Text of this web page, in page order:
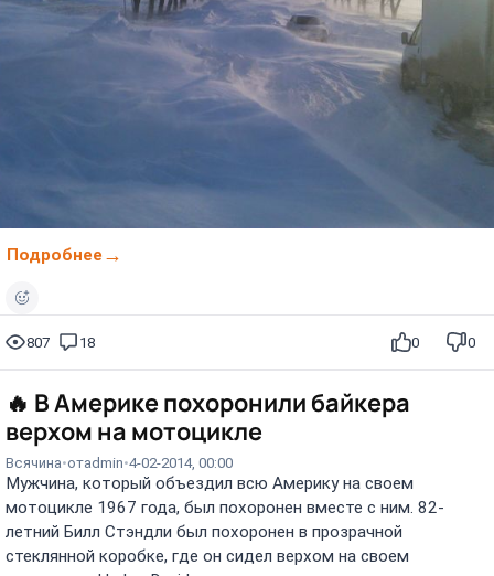
Подробнее
807 18 0 0
🔥 В Америке похоронили байкера
верхом на мотоцикле
Всячина отadmin 4-02-2014, 00:00
Мужчина, который объездил всю Америку на своем
мотоцикле 1967 года, был похоронен вместе с ним. 82-
летний Билл Стэндли был похоронен в прозрачной
стеклянной коробке, где он сидел верхом на своем